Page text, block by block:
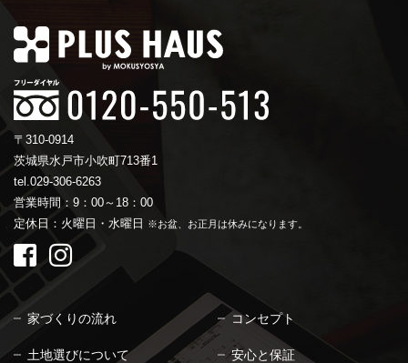
〒310-0914
茨城県水戸市小吹町713番1
tel.029-306-6263
営業時間：9：00～18：00
定休日：火曜日・水曜日 ※お盆、お正月は休みになります。
家づくりの流れ
土地選びについて
コンセプト
安心と保証